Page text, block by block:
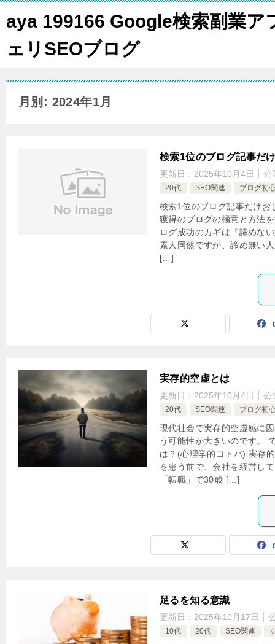
aya 199166 Google検索副業ア
ェリSEOブログ
月別: 2024年1月
検索1位のブログ記事だ
更新日： 2025年10月4日 公
20代 SEO関連 ブログ初
検索1位のブログ記事だけ
獲得のブログの極意と方法
ログ成功のカギは『諦めな
素人同然ですが、諦め無い
[…]
実存的空虚とは
更新日： 2025年10月4日 公
20代 SEO関連 ブログ初
現代社会で実存的空虚感に
う可能性が大きいのです。
は？(心理学的コトバ) 実存
を患う前で、会社を経営し
「転職」で30歳 […]
足るを知る意識
更新日： 2025年10月17日
10代 20代 SEO関連